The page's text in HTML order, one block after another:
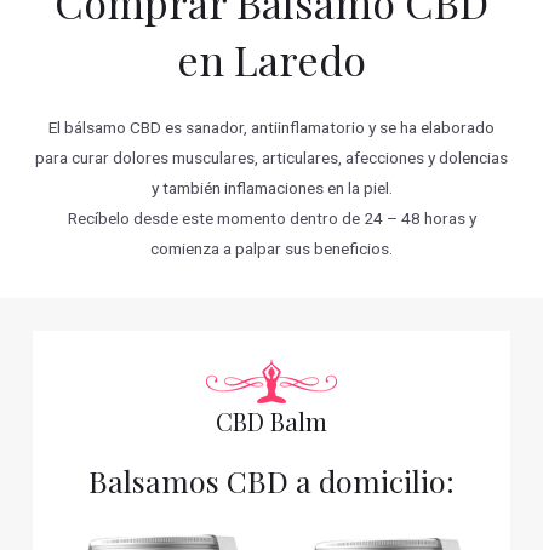
en Laredo
El bálsamo CBD es sanador, antiinflamatorio y se ha elaborado
para curar dolores musculares, articulares, afecciones y dolencias
y también inflamaciones en la piel.
Recíbelo desde este momento dentro de 24 – 48 horas y
comienza a palpar sus beneficios.
CBD Balm
Balsamos CBD a domicilio: